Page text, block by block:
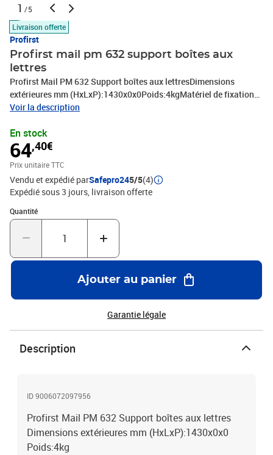
1 /5
Livraison offerte
Profirst
Profirst mail pm 632 support boîtes aux
lettres
Profirst Mail PM 632 Support boîtes aux lettresDimensions
extérieures mm (HxLxP):1430x0x0Poids:4kgMatériel de fixation
inclusMatière: Acier
Voir la description
En stock
64,40€
Prix unitaire TTC
Vendu et expédié parSafepro245/5(4)
Expédié sous 3 jours livraison offerte
Quantité
Quantité : 1
Ajouter au panier
Garantie légale
Description
ID 9006072097956
Profirst Mail PM 632 Support boîtes aux lettres
Dimensions extérieures mm (HxLxP):1430x0x0
Poids:4kg